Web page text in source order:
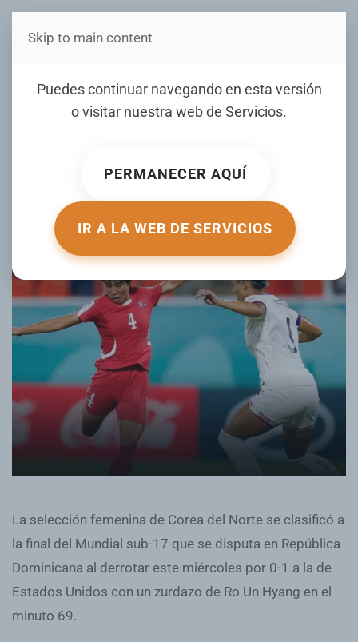
Estás en Telenord Medios
Puedes continuar navegando en esta versión
o visitar nuestra web de Servicios.
PERMANECER AQUÍ
IR A LA WEB DE SERVICIOS
Skip to main content
Corea del Norte vence a
Estados Unidos y se
Mundial Sub-17
ESCRITO POR DIARIOLIBRE EL
. PUBLICADO
DEPORTES CON JUNIOR MATRILLÉ.
La selección femenina de Corea del Norte se clasificó a
la final del Mundial sub-17 que se disputa en República
Dominicana al derrotar este miércoles por 0-1 a la de
Estados Unidos con un zurdazo de Ro Un Hyang en el
minuto 69.